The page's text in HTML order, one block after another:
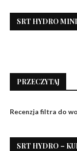
SRT HYDRO
PRZECZYTAJ
Recenzja filtra do
SRT HYDRO –